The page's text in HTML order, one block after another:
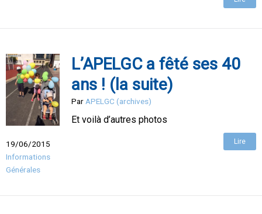
19/06/2015
Informations
Générales
L’APELGC a fêté ses 40
ans ! (la suite)
Par APELGC (archives)
Et voilà d’autres photos
Lire